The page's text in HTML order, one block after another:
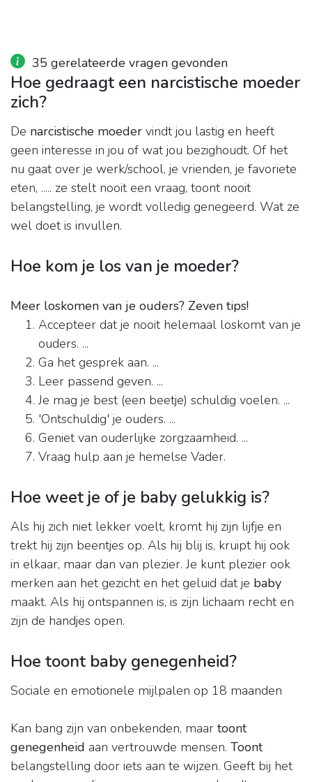
35 gerelateerde vragen gevonden
Hoe gedraagt een narcistische moeder
zich?
De narcistische moeder vindt jou lastig en heeft
geen interesse in jou of wat jou bezighoudt. Of het
nu gaat over je werk/school, je vrienden, je favoriete
eten, ..... ze stelt nooit een vraag, toont nooit
belangstelling, je wordt volledig genegeerd. Wat ze
wel doet is invullen.
Hoe kom je los van je moeder?
Meer loskomen van je ouders? Zeven tips!
Accepteer dat je nooit helemaal loskomt van je
ouders. ...
Ga het gesprek aan. ...
Leer passend geven. ...
Je mag je best (een beetje) schuldig voelen. ...
'Ontschuldig' je ouders. ...
Geniet van ouderlijke zorgzaamheid. ...
Vraag hulp aan je hemelse Vader.
Hoe weet je of je baby gelukkig is?
Als hij zich niet lekker voelt, kromt hij zijn lijfje en
trekt hij zijn beentjes op. Als hij blij is, kruipt hij ook
in elkaar, maar dan van plezier. Je kunt plezier ook
merken aan het gezicht en het geluid dat je baby
maakt. Als hij ontspannen is, is zijn lichaam recht en
zijn de handjes open.
Hoe toont baby genegenheid?
Sociale en emotionele mijlpalen op 18 maanden
Kan bang zijn van onbekenden, maar toont
genegenheid aan vertrouwde mensen. Toont
belangstelling door iets aan te wijzen. Geeft bij het